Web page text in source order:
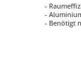
-
-
- Benötigt